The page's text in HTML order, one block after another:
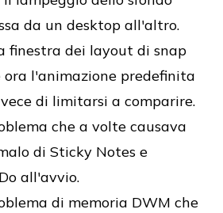
da un desktop all'altro.
finestra dei layout di snap
l'animazione predefinita
di limitarsi a comparire.
che a volte causava
di Sticky Notes e
all'avvio.
di memoria DWM che